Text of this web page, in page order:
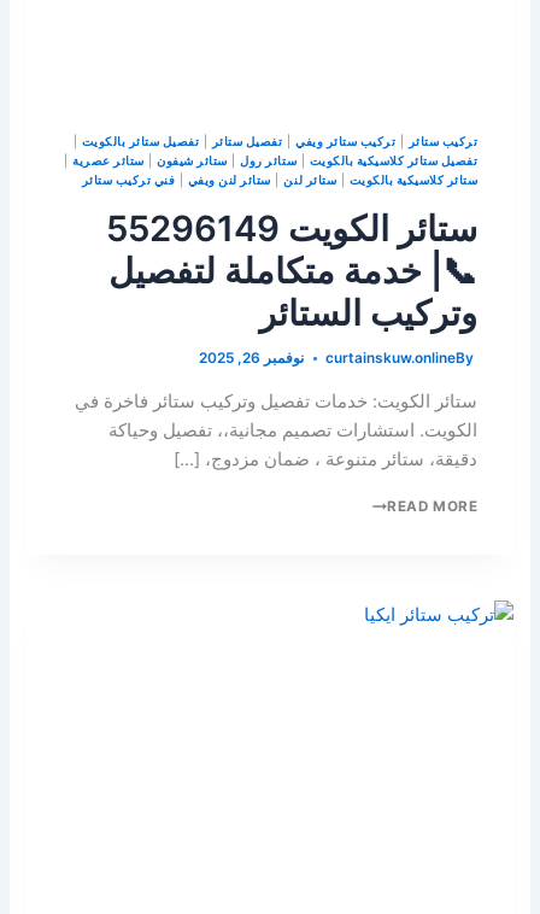
تركيب ستائر تركيب ستائر ويفي| تفصيل ستائر تفصيل ستائر بالكويت
تفصيل ستائر كلاسيكية بالكويت
ستائر رول| ستائر شيفون| ستائر عصرية|
ستائر كلاسيكية بالكويت
ستائر لنن| ستائر لنن ويفي فني تركيب ستائر
ستائر الكويت 55296149
📞| خدمة متكاملة لتفصيل
وتركيب الستائر
By
curtainskuw.online نوفمبر 26, 2025
ستائر الكويت: خدمات تفصيل وتركيب ستائر فاخرة في
الكويت. استشارات تصميم مجانية،، تفصيل وحياكة
دقيقة، ستائر متنوعة ، ضمان مزدوج، […]
READ MORE